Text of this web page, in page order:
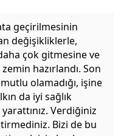
geçirilmesinin
değişikliklerle,
çok gitmesine ve
hazırlandı. Son
mutlu olamadığı, işine
da iyi sağlık
Verdiğiniz
Bizi de bu